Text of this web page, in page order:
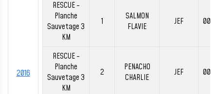
2016
RESCUE -
Planche
Sauvetage 3
KM
1
SALMON
FLAVIE
JEF
RESCUE -
Planche
Sauvetage 3
KM
2
PENACHO
CHARLIE
JEF